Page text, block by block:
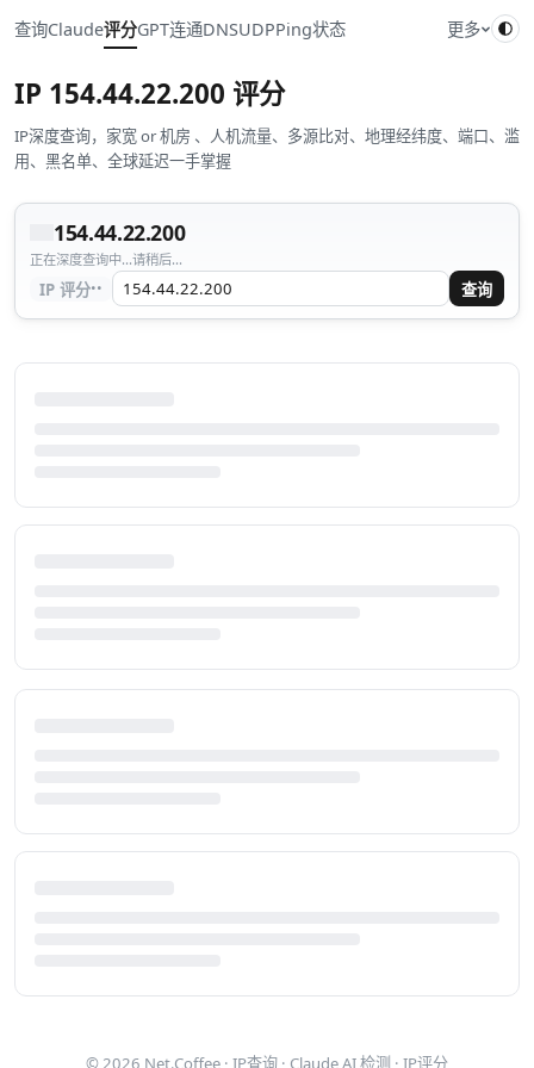
查询Claude评分GPT连通DNSUDPPing状态 更多
IP 154.44.22.200 评分
IP深度查询，家宽 or 机房 、人机流量、多源比对、地理经纬度、端口、滥
用、黑名单、全球延迟一手掌握
154.44.22.200
正在深度查询中...请稍后...
IP 评分·· 查询
© 2026 Net.Coffee · IP查询 · Claude AI 检测 · IP评分